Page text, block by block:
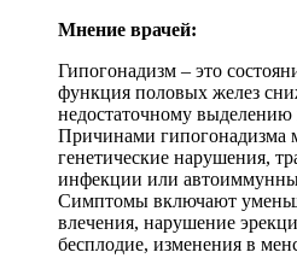
Мнение врачей:
Гипогонадизм – это
функция половых желез
недостаточному
Причинами гипогонадизма
генетические нарушения,
инфекции или
Симптомы включают
влечения, нарушение
бесплодие, изменения в